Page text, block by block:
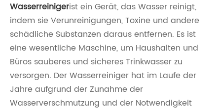
Wasserreinigerist ein Gerät, das Wasser reinigt,
indem sie Verunreinigungen, Toxine und andere
schädliche Substanzen daraus entfernen. Es ist
eine wesentliche Maschine, um Haushalten und
Büros sauberes und sicheres Trinkwasser zu
versorgen. Der Wasserreiniger hat im Laufe der
Jahre aufgrund der Zunahme der
Wasserverschmutzung und der Notwendigkeit